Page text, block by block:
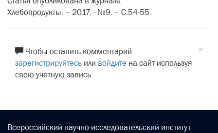
Хлебопродукты. – 2017. - №9. – С.54-55.
×
Чтобы оставить комментарий
зарегистрируйтесь или войдите на сайт используя
свою учетную запись
Всероссийский научно-исследовательский институт